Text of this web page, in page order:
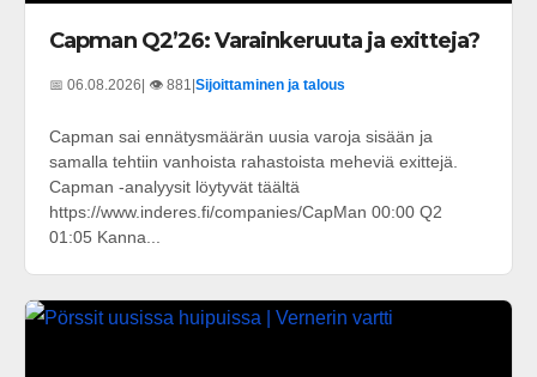
Capman Q2’26: Varainkeruuta ja exitteja?
📅 06.08.2026 | 👁️ 881 Sijoittaminen ja talous
Capman sai ennätysmäärän uusia varoja sisään ja
samalla tehtiin vanhoista rahastoista meheviä exittejä.
Capman -analyysit löytyvät täältä
https://www.inderes.fi/companies/CapMan 00:00 Q2
01:05 Kanna...